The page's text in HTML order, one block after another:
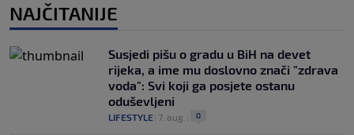
NAJČITANIJE
Susjedi pišu o gradu u BiH na devet
rijeka, a ime mu doslovno znači "zdrava
voda": Svi koji ga posjete ostanu
oduševljeni
LIFESTYLE 7. aug. 0